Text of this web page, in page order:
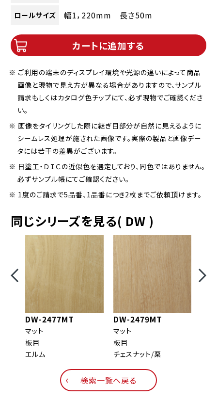
ロールサイズ 幅1，220mm 長さ50m
カートに追加する
※ ご利用の端末のディスプレイ環境や光源の違いによって商品
画像と現物で見え方が異なる場合がありますので、サンプル
請求もしくはカタログ色チップにて、必ず現物でご確認くださ
い。
※ 画像をタイリングした際に継ぎ目部分が自然に見えるように
シームレス処理が施された画像です。実際の製品と画像デー
タには若干の差異がございます。
※ 日塗工・ＤＩＣの近似色を選定しており、同色ではありません。
必ずサンプル帳にてご確認ください。
※ 1度のご請求で5品番、1品番につき2枚までご依頼頂けます。
同じシリーズを見る( DW )
DW-2477MT
マット
板目
エルム
DW-2479MT
マット
板目
チェスナット/栗
検索一覧へ戻る